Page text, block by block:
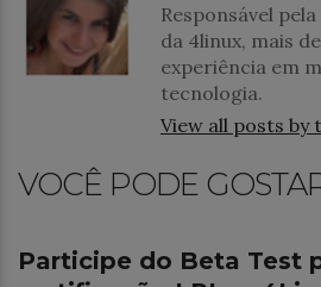
Responsável
da 4linux, mais
experiência em
tecnologia.
View all posts by
VOCÊ PODE
Participe do Beta Test